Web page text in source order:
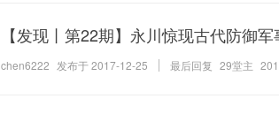
【发现丨第22期】永川惊现古代防御
chen6222 发布于2017-12-25 最后回复 29堂主